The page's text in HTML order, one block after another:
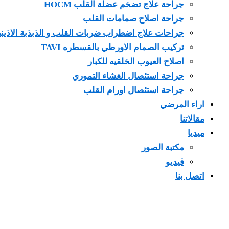
جراحة علاج تضخم عضلة القلب HOCM
جراحة اصلاح صمامات القلب
جراحات علاج اضطراب ضربات القلب و الذبذبة
تركيب الصمام الاورطي بالقسطره TAVI
اصلاح العيوب الخلقيه للكبار
جراحة استئصال الغشاء التموري
جراحة استئصال اورام القلب
اراء المرضي
مقالاتنا
ميديا
مكتبة الصور
فيديو
اتصل بنا